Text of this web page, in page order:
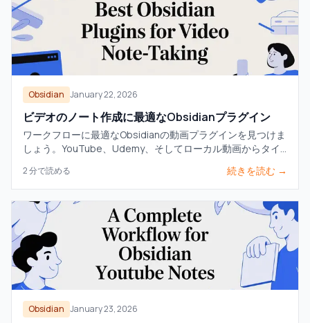
Obsidian January 22, 2026
ビデオのノート作成に最適なObsidianプラグイン
ワークフローに最適なObsidianの動画プラグインを見つけま
しょう。YouTube、Udemy、そしてローカル動画からタイ
ます。
2分で読める 続きを読む →
Obsidian January 23, 2026